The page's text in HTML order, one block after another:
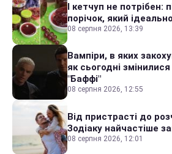
І кетчуп не потрібен:
порічок, який
08 серпня 2026, 13:39
Вампіри, в яких
як сьогодні
"Баффі"
08 серпня 2026, 12:55
Від пристрасті до
Зодіаку найчастіше
08 серпня 2026, 12:01